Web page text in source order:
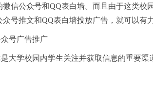
微信公众号和QQ表白墙。而且由于这类
号推文和QQ表白墙投放广告，就可以有
号广告推广
大学校园内学生关注并获取信息的重要